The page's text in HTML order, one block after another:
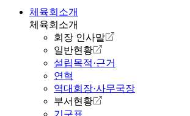
체육회소개
체육회소개
회장 인사말
일반현황
설립목적·근거
연혁
역대회장·사무국장
부서현황
기구표